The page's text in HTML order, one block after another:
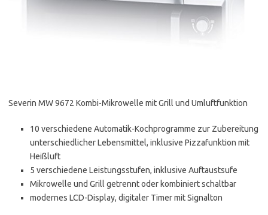
Severin MW 9672 Kombi-Mikrowelle mit Grill und Umluftfunktion
10 verschiedene Automatik-Kochprogramme zur Zubereitung
unterschiedlicher Lebensmittel, inklusive Pizzafunktion mit
Heißluft
5 verschiedene Leistungsstufen, inklusive Auftaustsufe
Mikrowelle und Grill getrennt oder kombiniert schaltbar
modernes LCD-Display, digitaler Timer mit Signalton